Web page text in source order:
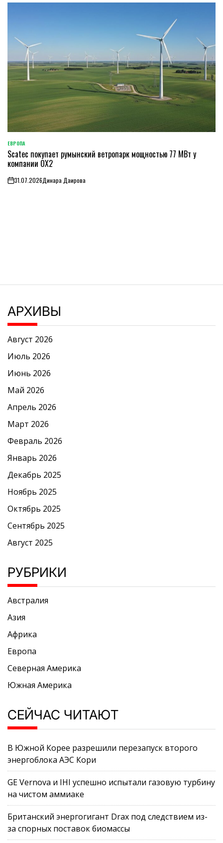
ОПУБЛИКОВАНО
В
ЕВРОПА
Scatec покупает румынский ветропарк мощностью 77 МВт у
компании OX2
on31.07.2026Динара Даирова
АРХИВЫ
Август 2026
Июль 2026
Июнь 2026
Май 2026
Апрель 2026
Март 2026
Февраль 2026
Январь 2026
Декабрь 2025
Ноябрь 2025
Октябрь 2025
Сентябрь 2025
Август 2025
РУБРИКИ
Австралия
Азия
Африка
Европа
Северная Америка
Южная Америка
СЕЙЧАС ЧИТАЮТ
В Южной Корее разрешили перезапуск второго
энергоблока АЭС Кори
GE Vernova и IHI успешно испытали газовую турбину
на чистом аммиаке
Британский энергогигант Drax под следствием из-
за спорных поставок биомассы